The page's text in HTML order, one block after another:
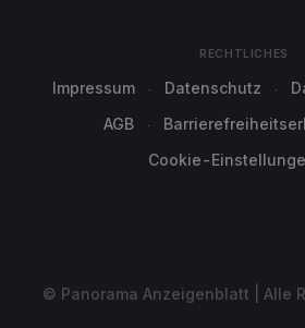
RECHTLICHES
Impressum Datenschutz
AGB
Cookie-
© Panorama Anzeigenblatt | Alle